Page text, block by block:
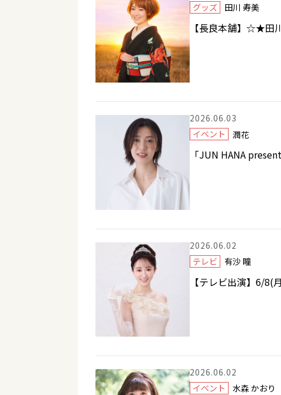
グッズ
田川 寿美
【長良本舗】☆★田
2026.06.03
イベント
潤花
「JUN HANA
2026.06.02
テレビ
有沙 瞳
【テレビ出演】6/8(
2026.06.02
イベント
水森 かおり